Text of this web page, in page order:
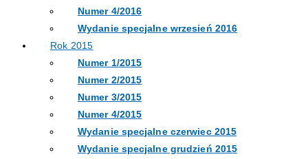
Numer 4/2016
Wydanie specjalne wrzesień 2016
Rok 2015
Numer 1/2015
Numer 2/2015
Numer 3/2015
Numer 4/2015
Wydanie specjalne czerwiec 2015
Wydanie specjalne grudzień 2015